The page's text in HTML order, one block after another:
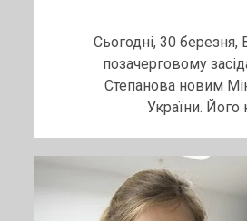
Сьогодні, 30
позачерговому
Степанова новим
України. Його